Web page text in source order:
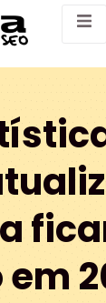
em